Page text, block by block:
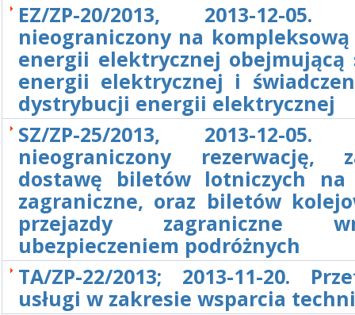
EZ/ZP-20/2013, 2013-12-05.
nieograniczony na
energii elektrycznej obejmującą
energii elektrycznej i
dystrybucji energii elektrycznej
SZ/ZP-25/2013, 2013-12-05.
nieograniczony rezerwację,
dostawę biletów lotniczych na
zagraniczne, oraz biletów
przejazdy zagraniczne
ubezpieczeniem podróżnych
TA/ZP-22/2013; 2013-11-20.
usługi w zakresie wsparcia